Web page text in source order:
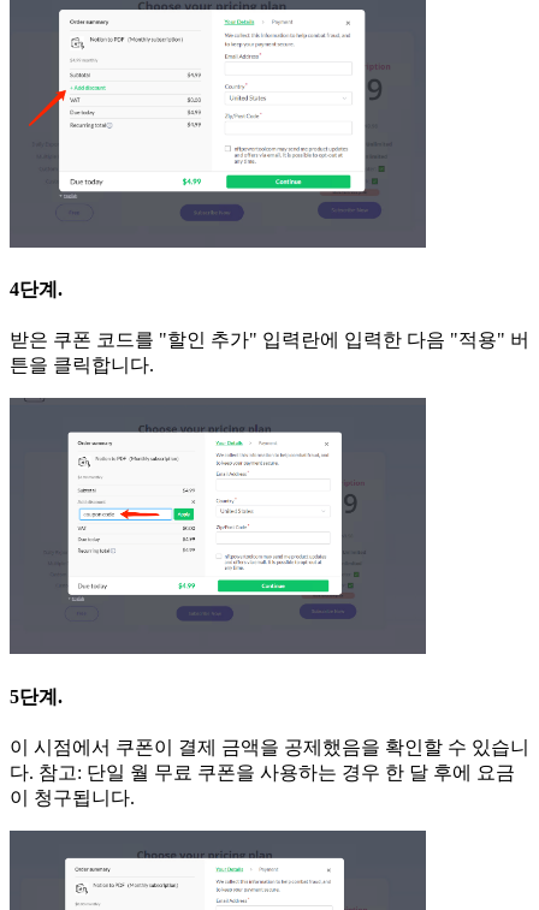
4단계.
받은 쿠폰 코드를 "할인 추가" 입력란에 입력한 다음 "적용" 버
튼을 클릭합니다.
5단계.
이 시점에서 쿠폰이 결제 금액을 공제했음을 확인할 수 있습니
다. 참고: 단일 월 무료 쿠폰을 사용하는 경우 한 달 후에 요금
이 청구됩니다.